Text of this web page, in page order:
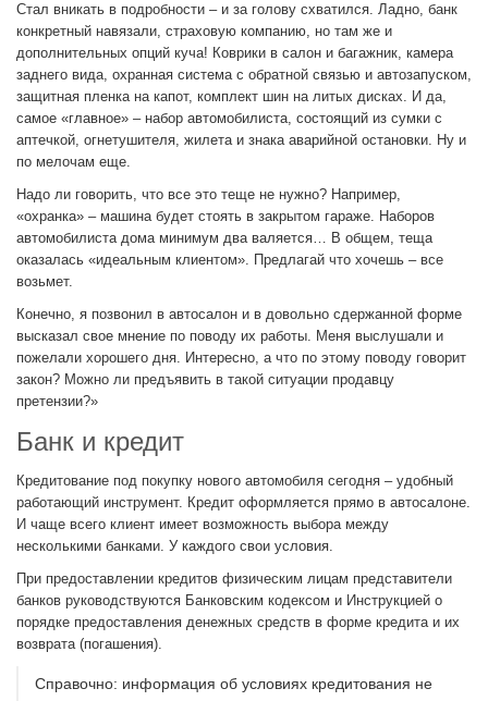
Стал вникать в подробности – и за голову схватился. Ладно, банк
конкретный навязали, страховую компанию, но там же и
дополнительных опций куча! Коврики в салон и багажник, камера
заднего вида, охранная система с обратной связью и автозапуском,
защитная пленка на капот, комплект шин на литых дисках. И да,
самое «главное» – набор автомобилиста, состоящий из сумки с
аптечкой, огнетушителя, жилета и знака аварийной остановки. Ну и
по мелочам еще.
Надо ли говорить, что все это теще не нужно? Например,
«охранка» – машина будет стоять в закрытом гараже. Наборов
автомобилиста дома минимум два валяется… В общем, теща
оказалась «идеальным клиентом». Предлагай что хочешь – все
возьмет.
Конечно, я позвонил в автосалон и в довольно сдержанной форме
высказал свое мнение по поводу их работы. Меня выслушали и
пожелали хорошего дня. Интересно, а что по этому поводу говорит
закон? Можно ли предъявить в такой ситуации продавцу
претензии?»
Банк и кредит
Кредитование под покупку нового автомобиля сегодня – удобный
работающий инструмент. Кредит оформляется прямо в автосалоне.
И чаще всего клиент имеет возможность выбора между
несколькими банками. У каждого свои условия.
При предоставлении кредитов физическим лицам представители
банков руководствуются Банковским кодексом и Инструкцией о
порядке предоставления денежных средств в форме кредита и их
возврата (погашения).
Справочно: информация об условиях кредитования не